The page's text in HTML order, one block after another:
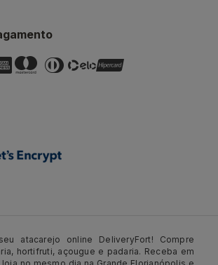
atacarejo online DeliveryFort! Compre
hortifruti, açougue e padaria. Receba em